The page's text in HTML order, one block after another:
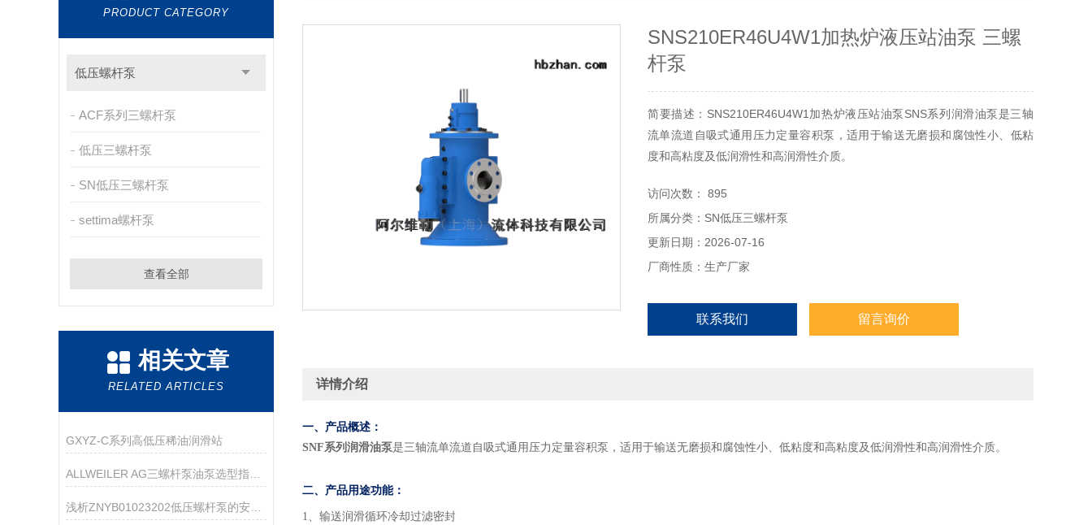
PRODUCT CATEGORY
低压螺杆泵
ACF系列三螺杆泵
低压三螺杆泵
SN低压三螺杆泵
settima螺杆泵
查看全部
相关文章
RELATED ARTICLES
GXYZ-C系列高低压稀油润滑站
浅析ZNYB01023202低压螺杆泵的安装注意事项
SNS210ER46U4W1加热炉液压站油泵 三螺
杆泵
简要描述：SNS210ER46U4W1加热炉液压站油泵SNS系列润滑油泵是三轴
流单流道自吸式通用压力定量容积泵，适用于输送无磨损和腐蚀性小、低粘
度和高粘度及低润滑性和高润滑性介质。
访问次数： 895
所属分类：SN低压三螺杆泵
更新日期：2026-07-16
厂商性质：生产厂家
联系我们 留言询价
详情介绍
一、产品概述：
SNF系列润滑油泵是三轴流单流道自吸式通用压力定量容积泵，适用于输送无磨损和腐蚀性小、低粘度和高粘度及低润滑性和高润滑性介质。
二、产品用途功能：
1、输送润滑循环冷却过滤密封